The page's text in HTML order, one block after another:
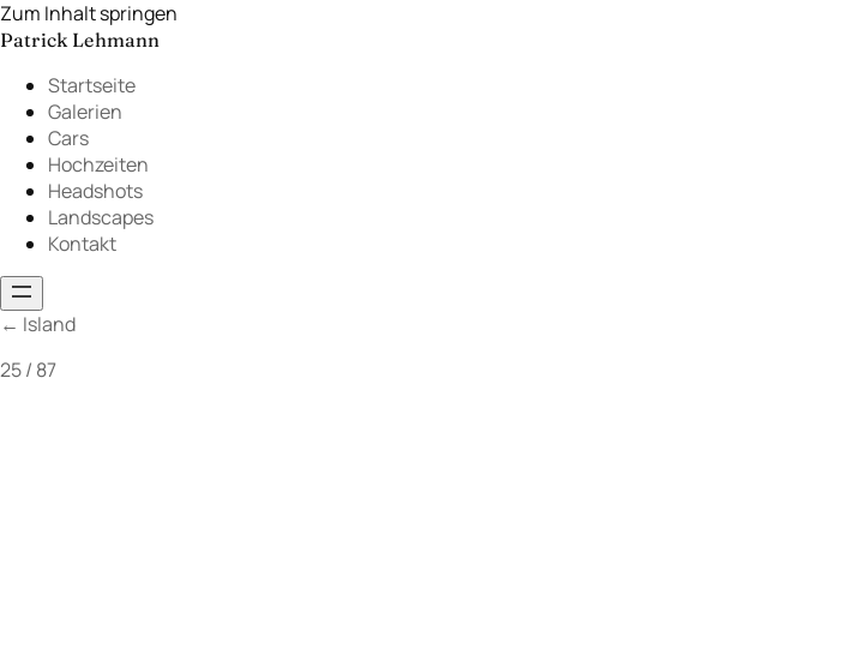
Zum Inhalt springen
Patrick Lehmann
Startseite
Galerien
Cars
Hochzeiten
Headshots
Landscapes
Kontakt
← Island
25 / 87